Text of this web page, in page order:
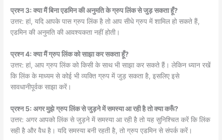
प्रश्न 3: क्या मैं बिना एडमिन की अनुमति के ग्रुप लिंक से जुड़ सकता हूँ?
उत्तर: हां, यदि आपके पास ग्रुप लिंक है तो आप सीधे ग्रुप में शामिल हो सकते हैं,
एडमिन की अनुमति की आवश्यकता नहीं होती।
प्रश्न 4: क्या मैं ग्रुप लिंक को साझा कर सकता हूँ?
उत्तर: हां, आप ग्रुप लिंक को किसी के साथ भी साझा कर सकते हैं। लेकिन ध्यान रखें
कि लिंक के माध्यम से कोई भी व्यक्ति ग्रुप में जुड़ सकता है, इसलिए इसे
सावधानीपूर्वक साझा करें।
प्रश्न 5: अगर मुझे ग्रुप लिंक से जुड़ने में समस्या आ रही है तो क्या करूँ?
उत्तर: अगर आपको लिंक से जुड़ने में समस्या आ रही है तो यह सुनिश्चित करें कि लिंक
सही है और वैध है। यदि समस्या बनी रहती है, तो ग्रुप एडमिन से संपर्क करें।